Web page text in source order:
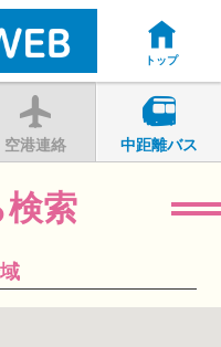
トップ
空港連絡 中距離バス
索